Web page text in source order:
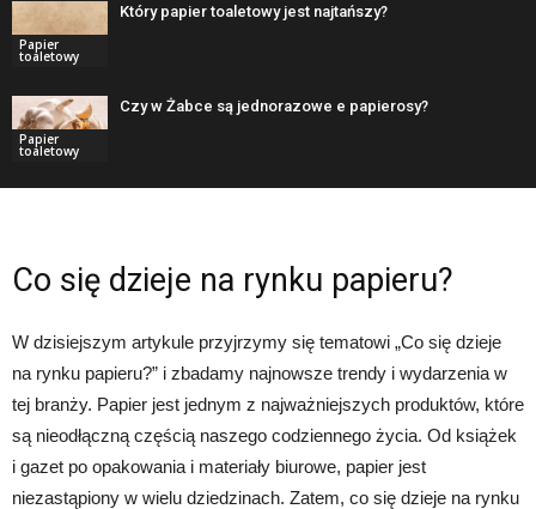
Papier
toaletowy
Który papier toaletowy jest najtańszy?
Papier
toaletowy
Czy w Żabce są jednorazowe e papierosy?
Co się dzieje na rynku papieru?
W dzisiejszym artykule przyjrzymy się tematowi „Co się dzieje
na rynku papieru?” i zbadamy najnowsze trendy i wydarzenia w
tej branży. Papier jest jednym z najważniejszych produktów, które
są nieodłączną częścią naszego codziennego życia. Od książek
i gazet po opakowania i materiały biurowe, papier jest
niezastąpiony w wielu dziedzinach. Zatem, co się dzieje na rynku